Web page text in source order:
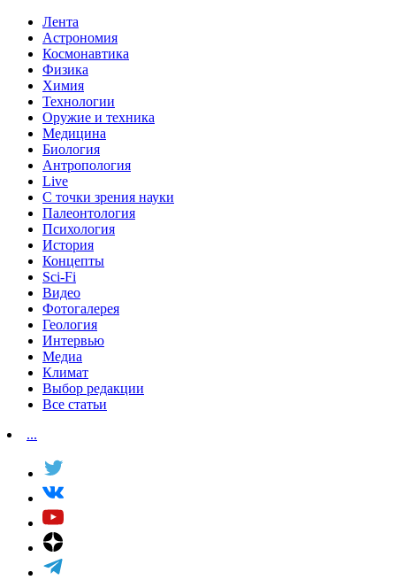
Лента
Астрономия
Космонавтика
Физика
Химия
Технологии
Оружие и техника
Медицина
Биология
Антропология
Live
С точки зрения науки
Палеонтология
Психология
История
Концепты
Sci-Fi
Видео
Фотогалерея
Геология
Интервью
Медиа
Климат
Выбор редакции
Все статьи
...